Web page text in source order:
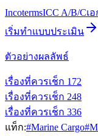
IncotermsICC A/B/Cเ
เริ่มทำแบบประเมิน
ตัวอย่างผลลัพธ์
เรื่องที่ควรเช็ก 1 72
เรื่องที่ควรเช็ก 248
เรื่องที่ควรเช็ก 336
แท็ก:#Marine Cargo#